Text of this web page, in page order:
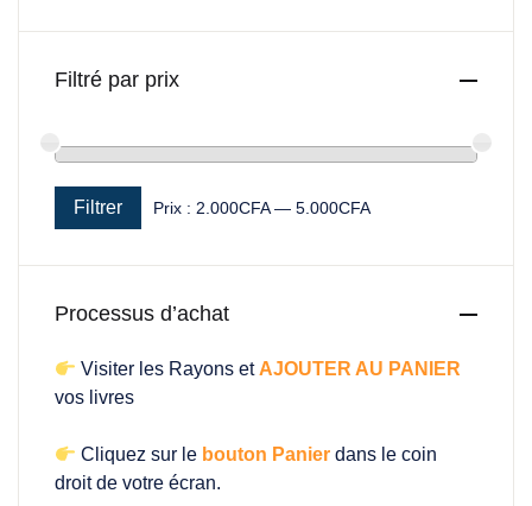
Filtré par prix
Filtrer Prix : 2.000CFA— 5.000CFA
Processus d’achat
Visiter les Rayons et AJOUTER AU PANIER
vos livres
Cliquez sur le bouton Panier dans le coin
droit de votre écran.